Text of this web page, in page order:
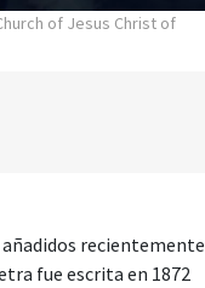
of Jesus Christ of
añadidos recientemente
fue escrita en 1872